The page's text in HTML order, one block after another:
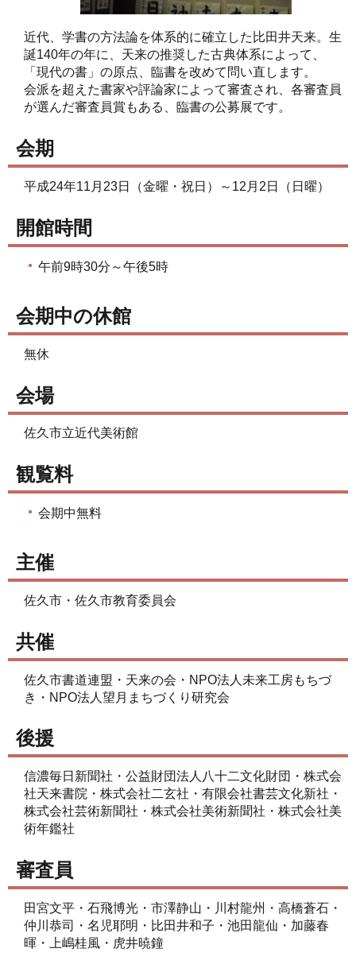
近代、学書の方法論を体系的に確立した比田井天来。生
誕140年の年に、天来の推奨した古典体系によって、
「現代の書」の原点、臨書を改めて問い直します。
会派を超えた書家や評論家によって審査され、各審査員
が選んだ審査員賞もある、臨書の公募展です。
会期
平成24年11月23日（金曜・祝日）～12月2日（日曜）
開館時間
午前9時30分～午後5時
会期中の休館
無休
会場
佐久市立近代美術館
観覧料
会期中無料
主催
佐久市・佐久市教育委員会
共催
佐久市書道連盟・天来の会・NPO法人未来工房もちづ
き・NPO法人望月まちづくり研究会
後援
信濃毎日新聞社・公益財団法人八十二文化財団・株式会
社天来書院・株式会社二玄社・有限会社書芸文化新社・
株式会社芸術新聞社・株式会社美術新聞社・株式会社美
術年鑑社
審査員
田宮文平・石飛博光・市澤静山・川村龍州・高橋蒼石・
仲川恭司・名児耶明・比田井和子・池田龍仙・加藤春
暉・上嶋桂風・虎井暁鐘